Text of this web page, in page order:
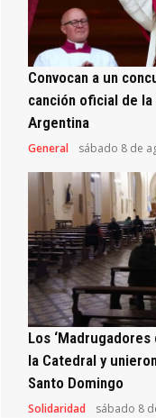
Convocan a un
canción oficial de
Argentina
General sábado 8 de
Los
la Catedral y
Santo Domingo
Solidaridad sábado 8